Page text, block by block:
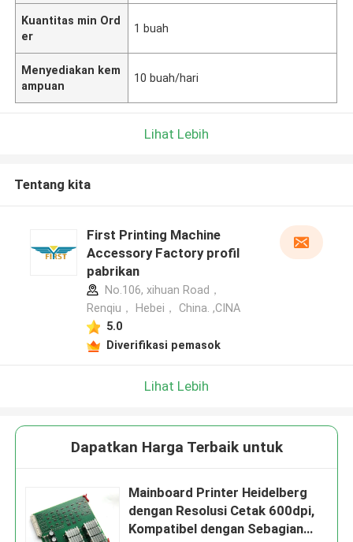
Kuantitas min Ord
er
1 buah
Menyediakan kem
ampuan
10 buah/hari
Lihat Lebih
Tentang kita
First Printing Machine
Accessory Factory profil
pabrikan
No.106, xihuan Road，
Renqiu， Hebei， China. ,CINA
5.0
Diverifikasi pemasok
Lihat Lebih
Dapatkan Harga Terbaik untuk
Mainboard Printer Heidelberg
dengan Resolusi Cetak 600dpi,
Kompatibel dengan Sebagian